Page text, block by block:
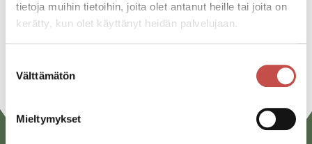
tietoja muihin tietoihin, joita olet antanut heille tai joita on
kerätty, kun olet käyttänyt heidän palvelujaan.
valinta
Välttämätön
Mieltymykset
Linkedin